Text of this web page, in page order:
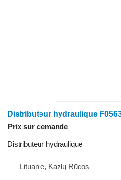
Prix sur demande
Distributeur hydraulique
Lituanie, Kazlų Rūdos